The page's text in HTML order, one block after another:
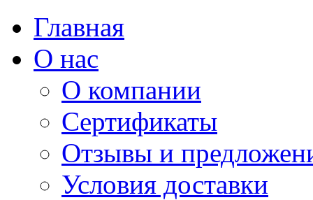
Главная
О нас
О компании
Сертификаты
Отзывы и
Условия доставки